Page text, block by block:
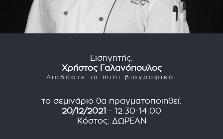
Εισηγητής:
Χρήστος Γαλανόπουλος
Διαβάστε το mini βιογραφικό:
το σεμινάριο θα πραγματοποιηθεί:
20/12/2021 - 12:30-14:00
Κόστος: ΔΩΡΕΑΝ